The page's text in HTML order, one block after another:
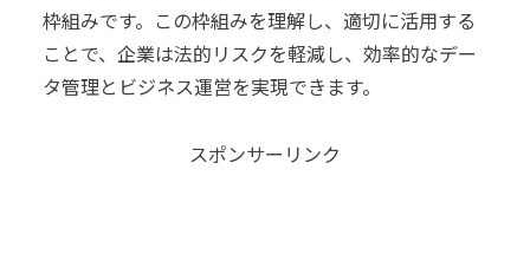
枠組みです。この枠組みを理解し、適切に活用する
ことで、企業は法的リスクを軽減し、効率的なデー
タ管理とビジネス運営を実現できます。
スポンサーリンク